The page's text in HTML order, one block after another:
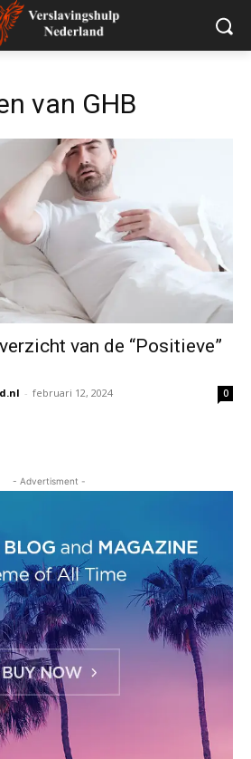
van GHB
van de “Positieve”
- februari 12, 2024 0
- Advertisment -